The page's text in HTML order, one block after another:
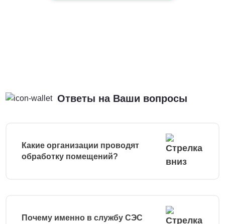
Ответы на Ваши вопросы
Какие организации проводят
обработку помещений?
Почему именно в службу СЭС